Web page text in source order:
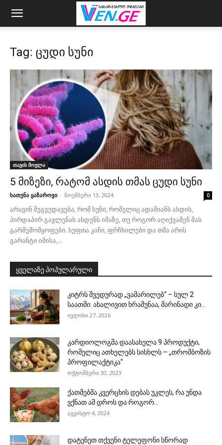
Tag: ცუდი სუნი
თავის მოვლა
5 მიზეზი, რატომ ასდის თმას ცუდი სუნი
ხათუნა ყაზაროვი - ნოემბერი 13, 2024 0
არავინ შეგვედავება, რომ სუნი, რომელიც ადამიანს ასდის,
პირდაპირ გავლენას ახდენს იმაზე, თუ როგორ აღიქვამენ მას
გარშემომყოფები. სუფთა კანი, ფრჩხილები და თმა არის
გარანტი იმისა,...
ყველაზე პოპულარული
კიტრს შვედურად „ვამარილებ“ – სულ 2
საათში: ახალივით ხრაშუნაა, მარინადი კი...
ივლისი 27, 2026
კარდიოლოგმა დაასახელა 9 პროდუქტი,
რომელიც ათხელებს სისხლს – „თრომბოზის
პროფილაქტიკა“
ოქტომბერი 30, 2023
ქათმებმა კვერცხის დებას უკლეს, რა უნდა
ვქნათ ამ დროს და როგორ...
აგვისტო 4, 2024
დატენეთ თქვენი ტელეფონი სწორად